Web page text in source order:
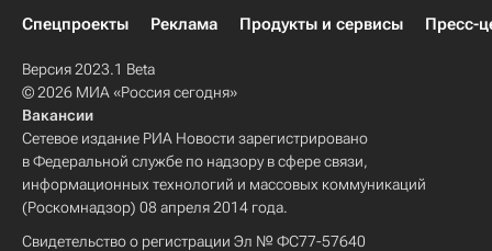
Спецпроекты
Реклама Продукты и сервисы Пресс-
Версия 2023.1 Beta
© 2026 МИА «Россия сегодня»
Вакансии
Сетевое издание РИА Новости зарегистрировано
в Федеральной службе по надзору в сфере связи,
информационных технологий и массовых коммуникаций
(Роскомнадзор) 08 апреля 2014 года.
Свидетельство о регистрации Эл № ФС77-57640